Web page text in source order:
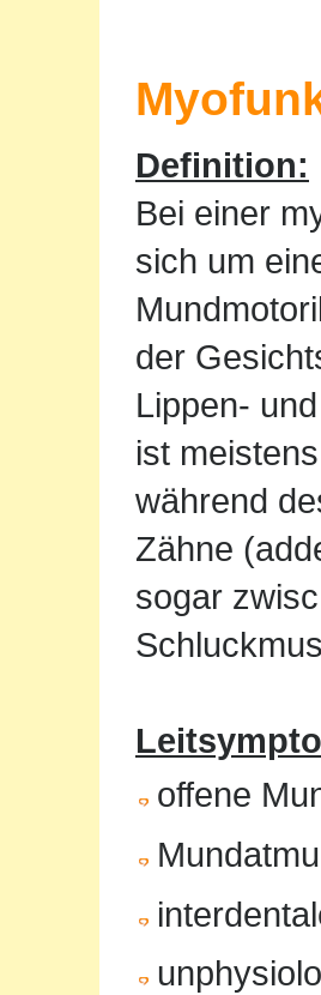
Definition:
Bei einer
sich um
der
Lippen-
ist
während
Zähne
sogar
offene